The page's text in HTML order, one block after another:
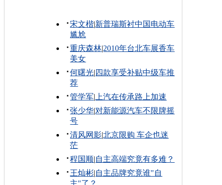
宋文楷|新普瑞斯衬中国电动车
尴尬
重庆森林|2010年台北车展香车
美女
何曙光| 四款享受补贴中级车推
荐
管学军| 上汽在传承路上加速
张少华|对新能源汽车不限牌摇
号
清风网影|北京限购 车企也迷
茫
程国顺|自主高端究竟有多难？
王灿彬|自主品牌究竟谁"自
主"了？